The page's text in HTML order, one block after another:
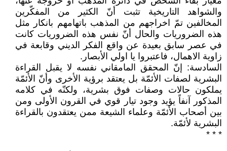
والشواهد التاريخية تثبت أنّ الكثير من المفكّرين
المخالفين تمّ اخراجهم من المذهب باتهامهم بانكار مثل
هذه الضروريات والحال أنّ نفس هذه الضروريات كانت
في عصر سابق بعيدة عن واقع الفكر الديني وقابعة في
زاوية الاهمال، فاعتبروا يا اولي الأبصار.
السادسة: إنّ المحقق المامقاني نفسه لا يقبل القراءة
البشرية لصفات الأئمّة بل يعتقد برؤية الأخرى وأنّ الأئمّة
يملكون حالات وصفات فوق بشرية، ولكنّه في كلامه
المذكور آنفاً يؤيد وجود تيار قوي في القرون الأولى ومن
بين أصحاب الأئمّة وعلماء الشيعة ممن يعتقدون بالقراءة
البشرية لأئمّة.
* * *